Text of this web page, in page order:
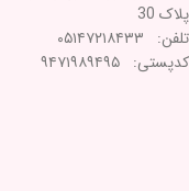
پلاک 30
تلفن: ۰۵۱۴۷۲۱۸۴۳۳
کدپستی: ۹۴۷۱۹۸۹۴۹۵